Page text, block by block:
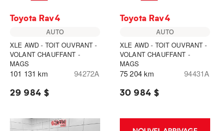
Toyota Rav4
AUTO
XLE AWD - TOIT OUVRANT -
VOLANT CHAUFFANT -
MAGS
101 131 km 94272A
29 984 $
Toyota Rav4
AUTO
XLE AWD - TOIT OUVRANT -
VOLANT CHAUFFANT -
MAGS
75 204 km 94431A
30 984 $